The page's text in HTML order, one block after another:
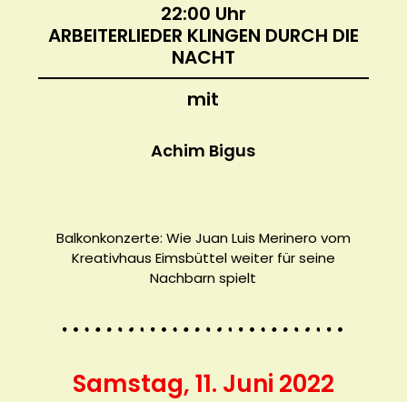
22:00 Uhr
ARBEITERLIEDER KLINGEN DURCH DIE
NACHT
mit
Achim Bigus
Balkonkonzerte: Wie Juan Luis Merinero vom
Kreativhaus Eimsbüttel weiter für seine
Nachbarn spielt
Samstag, 11. Juni 2022